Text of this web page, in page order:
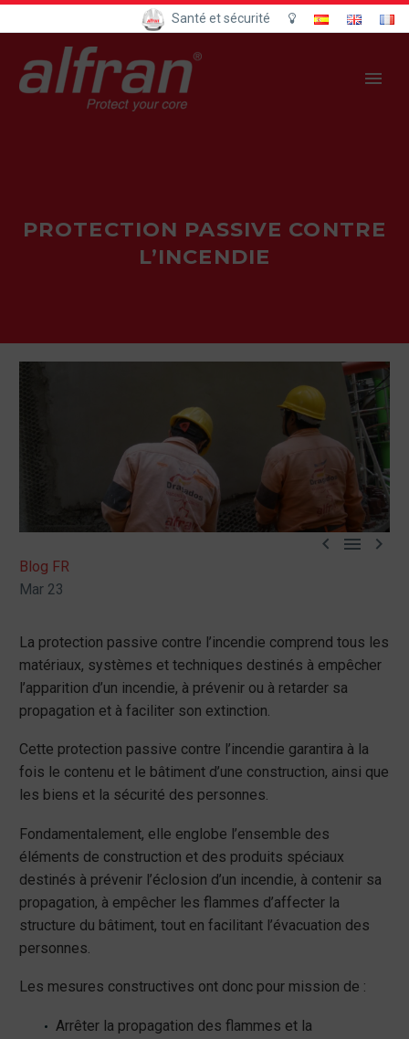
Santé et sécurité
PROTECTION PASSIVE CONTRE
L’INCENDIE
  
Blog FR
Mar 23
La protection passive contre l’incendie comprend tous les
matériaux, systèmes et techniques destinés à empêcher
l’apparition d’un incendie, à prévenir ou à retarder sa
propagation et à faciliter son extinction.
Cette protection passive contre l’incendie garantira à la
fois le contenu et le bâtiment d’une construction, ainsi que
les biens et la sécurité des personnes.
Fondamentalement, elle englobe l’ensemble des
éléments de construction et des produits spéciaux
destinés à prévenir l’éclosion d’un incendie, à contenir sa
propagation, à empêcher les flammes d’affecter la
structure du bâtiment, tout en facilitant l’évacuation des
personnes.
Les mesures constructives ont donc pour mission de :
Arrêter la propagation des flammes et la